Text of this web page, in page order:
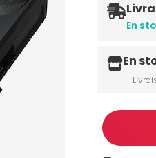
En
En
Quantité